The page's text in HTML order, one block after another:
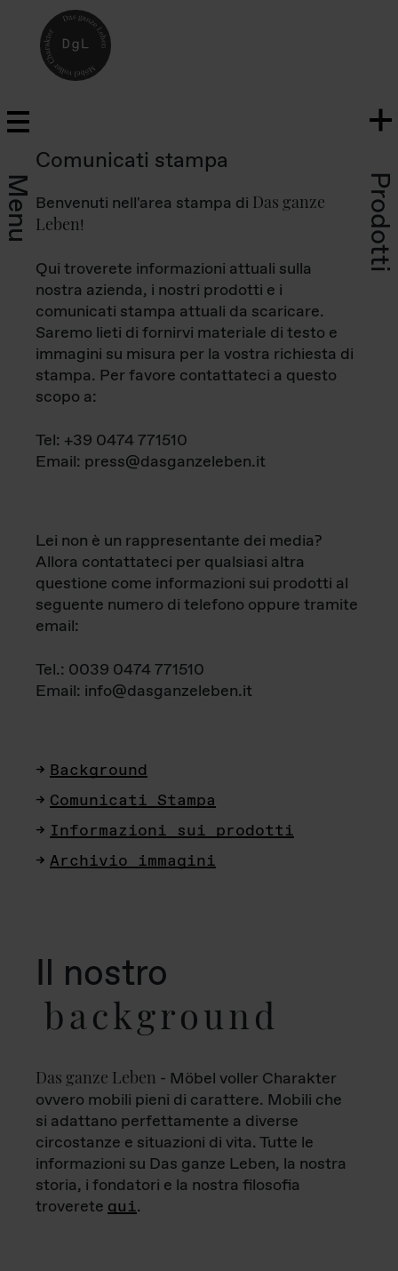
Menu Prodotti
Comunicati stampa
Benvenuti nell'area stampa di Das ganze
Leben!
Qui troverete informazioni attuali sulla
nostra azienda, i nostri prodotti e i
comunicati stampa attuali da scaricare.
Saremo lieti di fornirvi materiale di testo e
immagini su misura per la vostra richiesta di
stampa. Per favore contattateci a questo
scopo a:
Tel: +39 0474 771510
Email: press@dasganzeleben.it
Lei non è un rappresentante dei media?
Allora contattateci per qualsiasi altra
questione come informazioni sui prodotti al
seguente numero di telefono oppure tramite
email:
Tel.: 0039 0474 771510
Email: info@dasganzeleben.it
Background
Comunicati Stampa
Informazioni sui prodotti
Archivio immagini
Il nostro
background
Das ganze Leben - Möbel voller Charakter
ovvero mobili pieni di carattere. Mobili che
si adattano perfettamente a diverse
circostanze e situazioni di vita. Tutte le
informazioni su Das ganze Leben, la nostra
storia, i fondatori e la nostra filosofia
troverete qui.